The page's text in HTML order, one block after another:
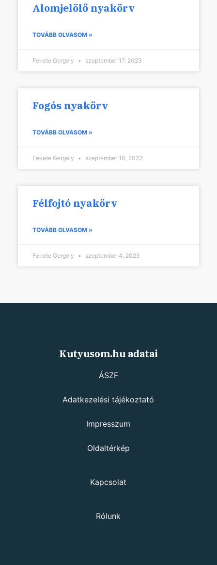
Alomjelölő nyakörv
TOVÁBB OLVASOM »
Fekete Gergely szeptember 17, 2023
Fogós nyakörv
TOVÁBB OLVASOM »
Fekete Gergely szeptember 10, 2023
Félfojtó nyakörv
TOVÁBB OLVASOM »
Fekete Gergely szeptember 4, 2023
Kutyusom.hu adatai
ÁSZF
Adatkezelési tájékoztató
Impresszum
Oldaltérkép
Kapcsolat
Rólunk